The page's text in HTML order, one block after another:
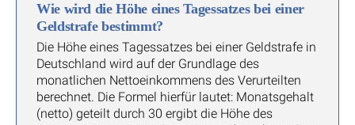
Wie wird die Höhe eines Tagessatzes bei einer
Geldstrafe bestimmt?
Die Höhe eines Tagessatzes bei einer Geldstrafe in
Deutschland wird auf der Grundlage des
monatlichen Nettoeinkommens des Verurteilten
berechnet. Die Formel hierfür lautet: Monatsgehalt
(netto) geteilt durch 30 ergibt die Höhe des